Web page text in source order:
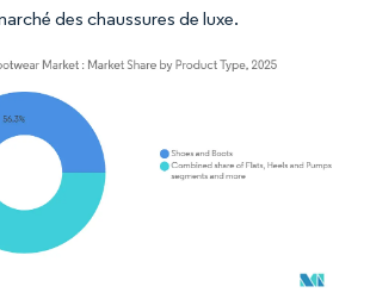
des chaussures de luxe.